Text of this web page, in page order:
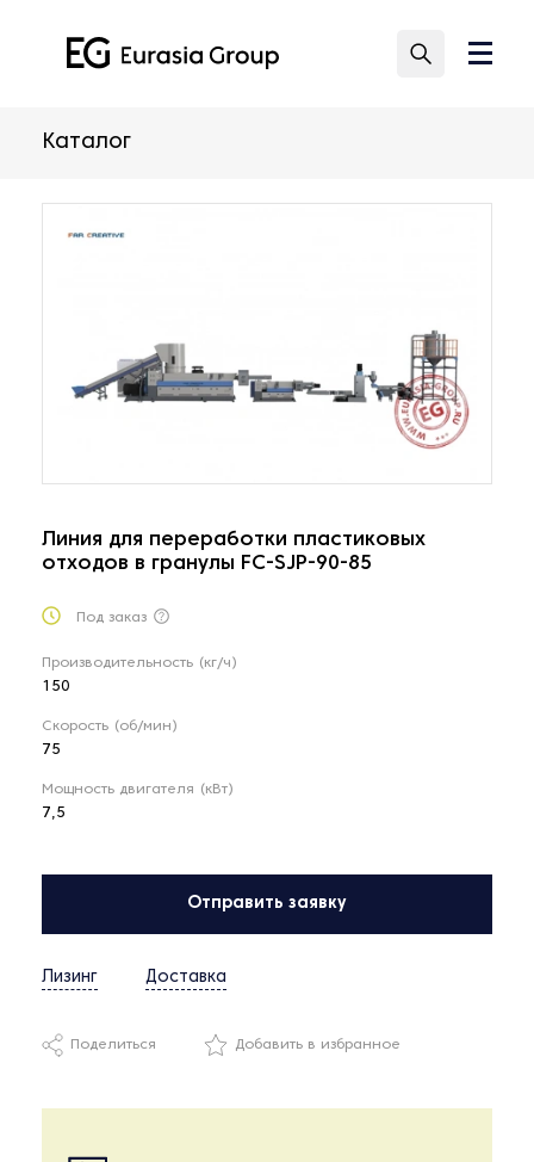
Каталог
Линия для переработки пластиковых
отходов в гранулы FC-SJP-90-85
Под заказ
Производительность (кг/ч)
150
Скорость (об/мин)
75
Мощность двигателя (кВт)
7,5
Отправить заявку
Лизинг Доставка
Поделиться Добавить в избранное